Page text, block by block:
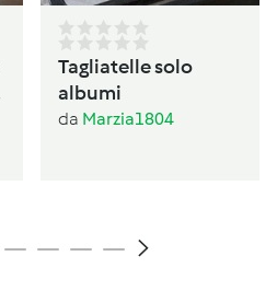
Tagliatelle solo
albumi
da Marzia1804